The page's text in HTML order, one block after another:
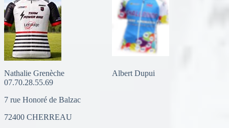
Nathalie Grenèche
07.70.28.55.69
Albert Dupui
7 rue Honoré de Balzac
72400 CHERREAU